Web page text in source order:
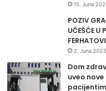
15. Juna
POZIV
UČEŠĆE U
2. Juna
Dom
uveo